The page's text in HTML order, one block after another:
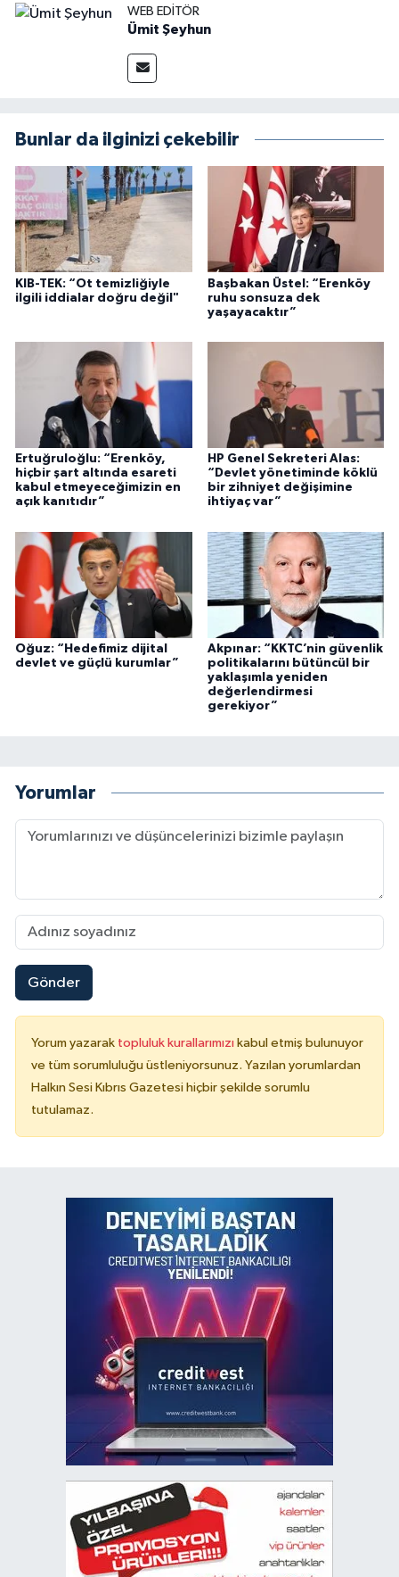
WEB EDITÖR
Ümit Şeyhun
Bunlar da ilginizi çekebilir
KIB-TEK: “Ot temizliğiyle
ilgili iddialar doğru değil"
Başbakan Üstel: “Erenköy
ruhu sonsuza dek
yaşayacaktır”
Ertuğruloğlu: “Erenköy,
hiçbir şart altında esareti
kabul etmeyeceğimizin en
açık kanıtıdır”
HP Genel Sekreteri Alas:
“Devlet yönetiminde köklü
bir zihniyet değişimine
ihtiyaç var”
Oğuz: “Hedefimiz dijital
devlet ve güçlü kurumlar”
Akpınar: “KKTC’nin güvenlik
politikalarını bütüncül bir
yaklaşımla yeniden
değerlendirmesi
gerekiyor”
Yorumlar
Gönder
Yorum yazarak topluluk kurallarımızı kabul etmiş bulunuyor
ve tüm sorumluluğu üstleniyorsunuz. Yazılan yorumlardan
Halkın Sesi Kıbrıs Gazetesi hiçbir şekilde sorumlu
tutulamaz.